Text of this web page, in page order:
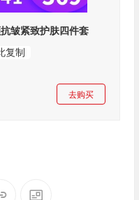
皱紧致护肤四件套
复制
去购买